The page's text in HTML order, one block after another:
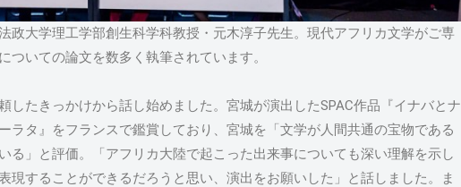
政大学理工学部創生科学科教授・元木淳子先生。現代アフリカ文学がご専
ついての論文を数多く執筆されています。
したきっかけから話し始めました。宮城が演出したSPAC作品『イナバとナ
ラタ』をフランスで鑑賞しており、宮城を「文学が人間共通の宝物である
る」と評価。「アフリカ大陸で起こった出来事についても深い理解を示し
現することができるだろうと思い、演出をお願いした」と話しました。ま